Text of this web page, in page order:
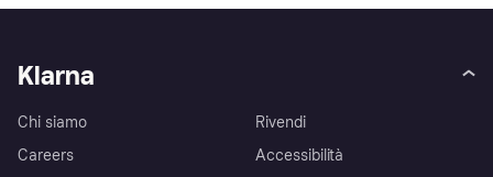
Klarna
Chi siamo
Careers
Rivendi
Accessibilità